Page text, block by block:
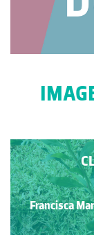
Francisca